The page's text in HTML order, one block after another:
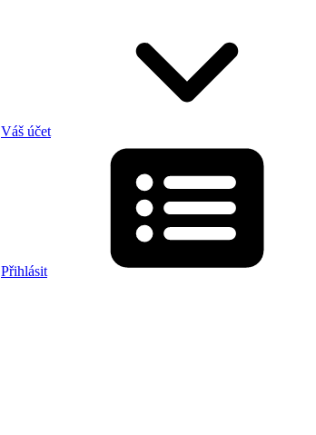
Váš účet
Přihlásit